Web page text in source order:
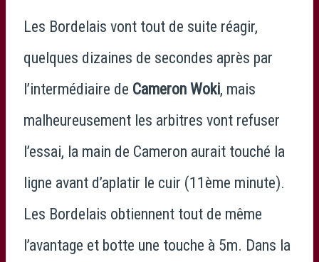
Les Bordelais vont tout de suite réagir,
quelques dizaines de secondes après par
l’intermédiaire de Cameron Woki, mais
malheureusement les arbitres vont refuser
l’essai, la main de Cameron aurait touché la
ligne avant d’aplatir le cuir (11ème minute).
Les Bordelais obtiennent tout de même
l’avantage et botte une touche à 5m. Dans la